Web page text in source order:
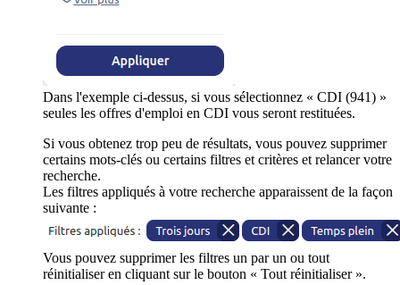
Dans l'exemple ci-dessus, si vous sélectionnez « CDI (941) »
seules les offres d'emploi en CDI vous seront restituées.
Si vous obtenez trop peu de résultats, vous pouvez supprimer
certains mots-clés ou certains filtres et critères et relancer votre
recherche.
Les filtres appliqués à votre recherche apparaissent de la façon
suivante :
Vous pouvez supprimer les filtres un par un ou tout
réinitialiser en cliquant sur le bouton « Tout réinitialiser ».